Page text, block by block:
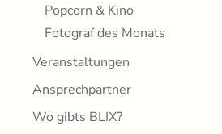
Popcorn & Kino
Fotograf des Monats
Veranstaltungen
Ansprechpartner
Wo gibts BLIX?